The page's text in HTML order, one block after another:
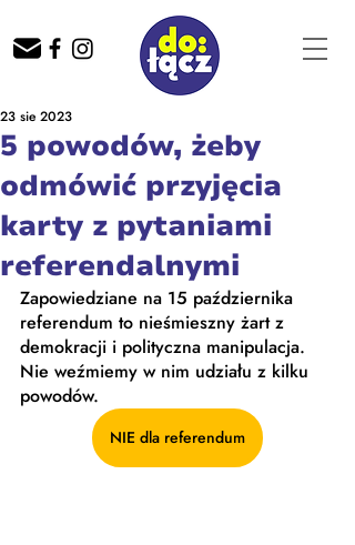
5 powodów, żeby
odmówić przyjęcia
karty z pytaniami
referendalnymi
23 sie 2023
Zapowiedziane na 15 października
referendum to nieśmieszny żart z
demokracji i polityczna manipulacja.
Nie weźmiemy w nim udziału z kilku
powodów.
NIE dla referendum